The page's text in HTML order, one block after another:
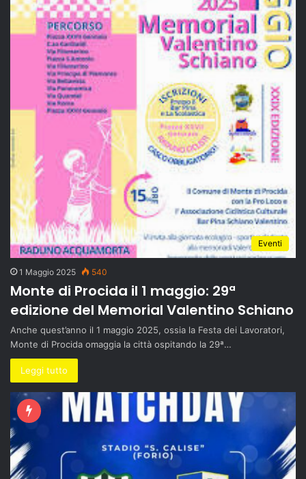
Eventi
1 Maggio 2025 540
Monte di Procida il 1 maggio: 29ª
edizione del Memorial Valentino Schiano
Anche quest’anno il 1 maggio 2025, ossia la Festa dei Lavoratori,
Monte di Procida omaggia la città ospitando la 29ª…
Leggi tutto